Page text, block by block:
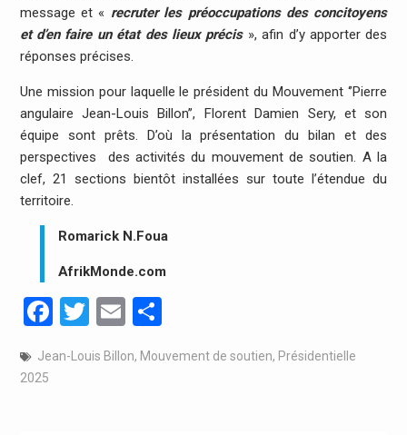
message et « recruter les préoccupations des concitoyens
et d’en faire un état des lieux précis», afin d’y apporter des
réponses précises.
Une mission pour laquelle le président du Mouvement ‘’Pierre
angulaire Jean-Louis Billon’’, Florent Damien Sery, et son
équipe sont prêts. D’où la présentation du bilan et des
perspectives des activités du mouvement de soutien. A la
clef, 21 sections bientôt installées sur toute l’étendue du
territoire.
Romarick N.Foua
AfrikMonde.com
Facebook
Twitter
EmailPartager
Jean-Louis Billon, Mouvement de soutien, Présidentielle
2025